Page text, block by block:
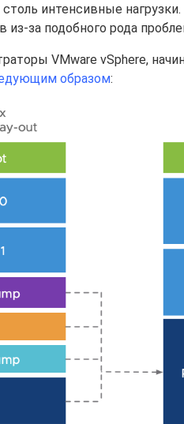
интенсивные
из-за подобного рода
VMware vSphere,
образом: